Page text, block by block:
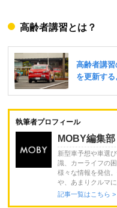
高齢者講習とは？
執筆者プロフィール
MOBY編集部
新型車予想や車選
識、カーライフの
様々な情報を発信
や、あまりクルマ
記事一覧はこちら >